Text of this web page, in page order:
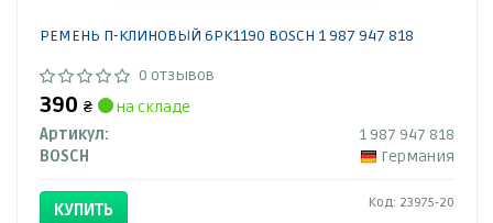
РЕМЕНЬ П-КЛИНОВЫЙ 6PK1190 BOSCH 1 987 947 818
0 отзывов
390 ₴
на складе
Артикул:
1 987 947 818
BOSCH
Германия
КУПИТЬ Код: 23975-20